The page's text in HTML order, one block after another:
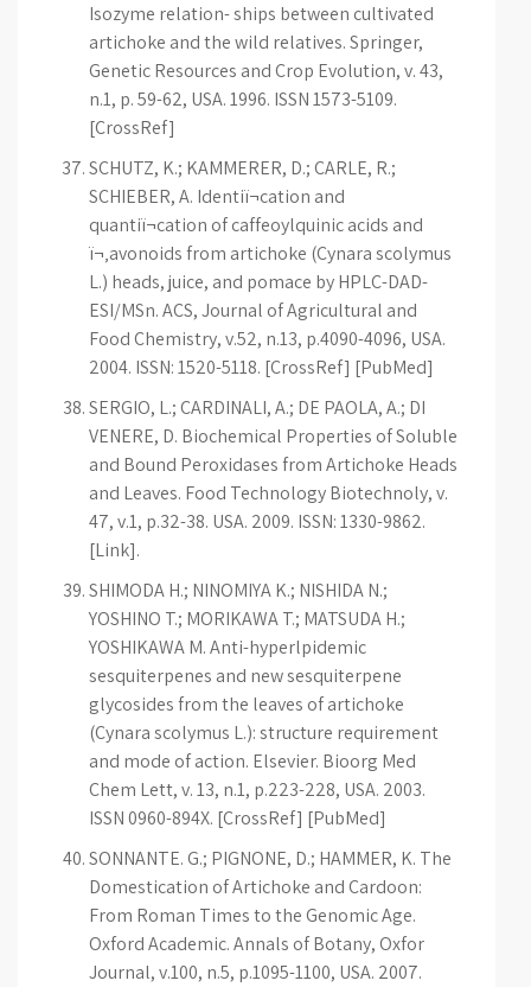
Isozyme relation- ships between cultivated
artichoke and the wild relatives. Springer,
Genetic Resources and Crop Evolution, v. 43,
n.1, p. 59-62, USA. 1996. ISSN 1573-5109.
[CrossRef]
SCHUTZ, K.; KAMMERER, D.; CARLE, R.;
SCHIEBER, A. Identiï¬cation and
quantiï¬cation of caffeoylquinic acids and
ï¬‚avonoids from artichoke (Cynara scolymus
L.) heads, juice, and pomace by HPLC-DAD-
ESI/MSn. ACS, Journal of Agricultural and
Food Chemistry, v.52, n.13, p.4090-4096, USA.
2004. ISSN: 1520-5118. [CrossRef] [PubMed]
SERGIO, L.; CARDINALI, A.; DE PAOLA, A.; DI
VENERE, D. Biochemical Properties of Soluble
and Bound Peroxidases from Artichoke Heads
and Leaves. Food Technology Biotechnoly, v.
47, v.1, p.32-38. USA. 2009. ISSN: 1330-9862.
[Link].
SHIMODA H.; NINOMIYA K.; NISHIDA N.;
YOSHINO T.; MORIKAWA T.; MATSUDA H.;
YOSHIKAWA M. Anti-hyperlpidemic
sesquiterpenes and new sesquiterpene
glycosides from the leaves of artichoke
(Cynara scolymus L.): structure requirement
and mode of action. Elsevier. Bioorg Med
Chem Lett, v. 13, n.1, p.223-228, USA. 2003.
ISSN 0960-894X. [CrossRef] [PubMed]
SONNANTE. G.; PIGNONE, D.; HAMMER, K. The
Domestication of Artichoke and Cardoon:
From Roman Times to the Genomic Age.
Oxford Academic. Annals of Botany, Oxfor
Journal, v.100, n.5, p.1095-1100, USA. 2007.